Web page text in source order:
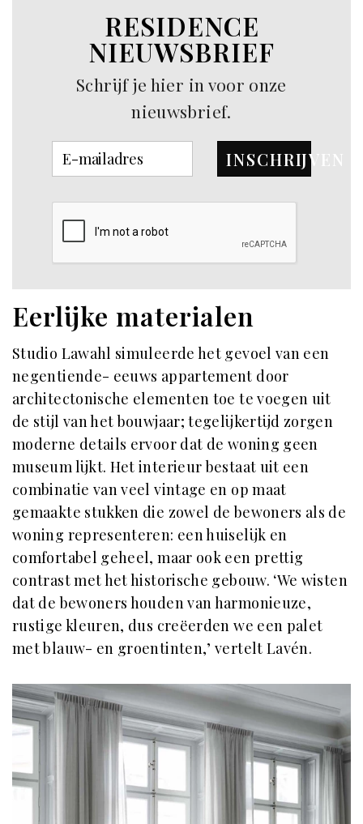
RESIDENCE
NIEUWSBRIEF
Schrijf je hier in voor onze
nieuwsbrief.
INSCHRIJVEN
Eerlijke materialen
Studio Lawahl simuleerde het gevoel van een
negentiende- eeuws appartement door
architectonische elementen toe te voegen uit
de stijl van het bouwjaar; tegelijkertijd zorgen
moderne details ervoor dat de woning geen
museum lijkt. Het interieur bestaat uit een
combinatie van veel vintage en op maat
gemaakte stukken die zowel de bewoners als de
woning representeren: een huiselijk en
comfortabel geheel, maar ook een prettig
contrast met het historische gebouw. ‘We wisten
dat de bewoners houden van harmonieuze,
rustige kleuren, dus creëerden we een palet
met blauw- en groentinten,’ vertelt Lavén.